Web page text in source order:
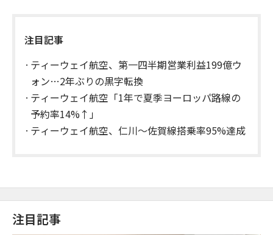
注目記事
ティーウェイ航空、第一四半期営業利益199億ウ
ォン…2年ぶりの黒字転換
ティーウェイ航空「1年で夏季ヨーロッパ路線の
予約率14%↑」
ティーウェイ航空、仁川〜佐賀線搭乗率95%達成
注目記事